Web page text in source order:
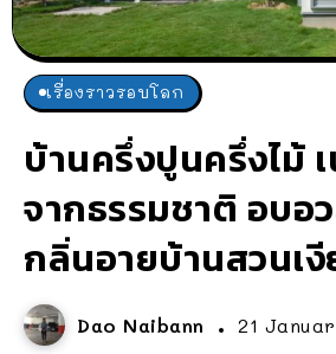
เรื่องราวรอบโลก
บ้านครึ่งปูนครึ่งไม้
จากธรรมชาติ อบอ
กลิ่นอายบ้านสวนเ
Dao Naibann 21